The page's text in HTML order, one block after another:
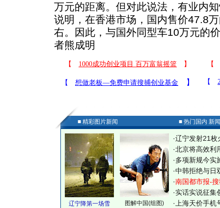
万元的距离。但对此说法，有业内
说明，在香港市场，国内售价47.8
右。因此，与国外同型车10万元的
者熊成明
■ 精彩图片新闻 ■ 热门国内 新
辽宁降第一场雪 图解中国(组图)
·辽宁发射21枚
·北京将高效利
·多项新规今实
·中韩拒绝与日
·南国都市报-
·实话实说征集
· 上海天价手